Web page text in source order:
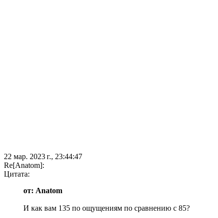
22 мар. 2023 г., 23:44:47
Re[Anatom]:
Цитата:
от: Anatom
И как вам 135 по ощущениям по сравнению с 85?